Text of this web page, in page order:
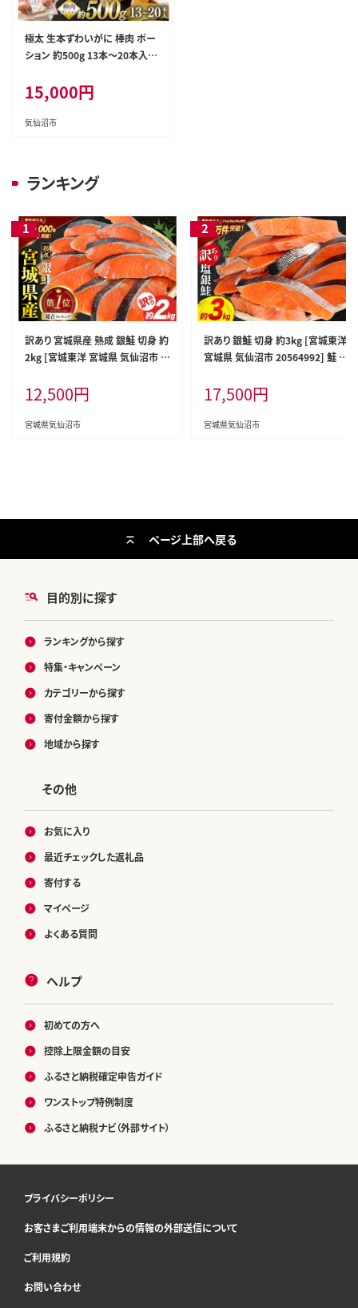
極太 生本ずわいがに 棒肉 ポー
ション 約500g 13本～20本入り
イ 宮城県 気仙沼市 20564334]
蟹 かに カニ ずわいがに ズワイ
ガニ ずわい蟹 ズワイ蟹 カニ脚
15,000円
気仙沼市
ランキング
訳あり 宮城県産 熟成 銀鮭 切身 約
2kg [宮城東洋 宮城県 気仙沼市 2
け 鮭 甘口 サケ 鮭切身 シャケ 切り
身 冷凍 おかず 弁当 支援 事業者支
援 サーモン 魚 銀鮭切り身
12,500円
宮城県気仙沼市
訳あり 銀鮭 切身 約3kg [宮城東洋
宮城県 気仙沼市 20564992] 鮭 魚
け サケ 鮭切身 シャケ 切り身 冷凍
家庭用 おかず 弁当 支援 サーモン
銀鮭切り身 魚 わけあり
17,500円
宮城県気仙沼市
目的別に探す
ランキングから探す
特集・キャンペーン
カテゴリーから探す
寄付金額から探す
地域から探す
その他
お気に入り
最近チェックした返礼品
寄付する
マイページ
よくある質問
ヘルプ
初めての方へ
控除上限金額の目安
ふるさと納税確定申告ガイド
ワンストップ特例制度
ふるさと納税ナビ（外部サイト）
ページ上部へ戻る
プライバシーポリシー
お客さまご利用端末からの情報の外部送信について
ご利用規約
お問い合わせ